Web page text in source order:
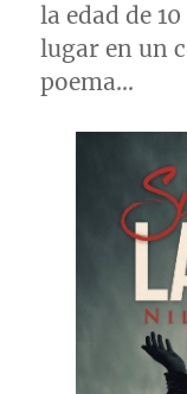
la edad de
lugar en un
poema…